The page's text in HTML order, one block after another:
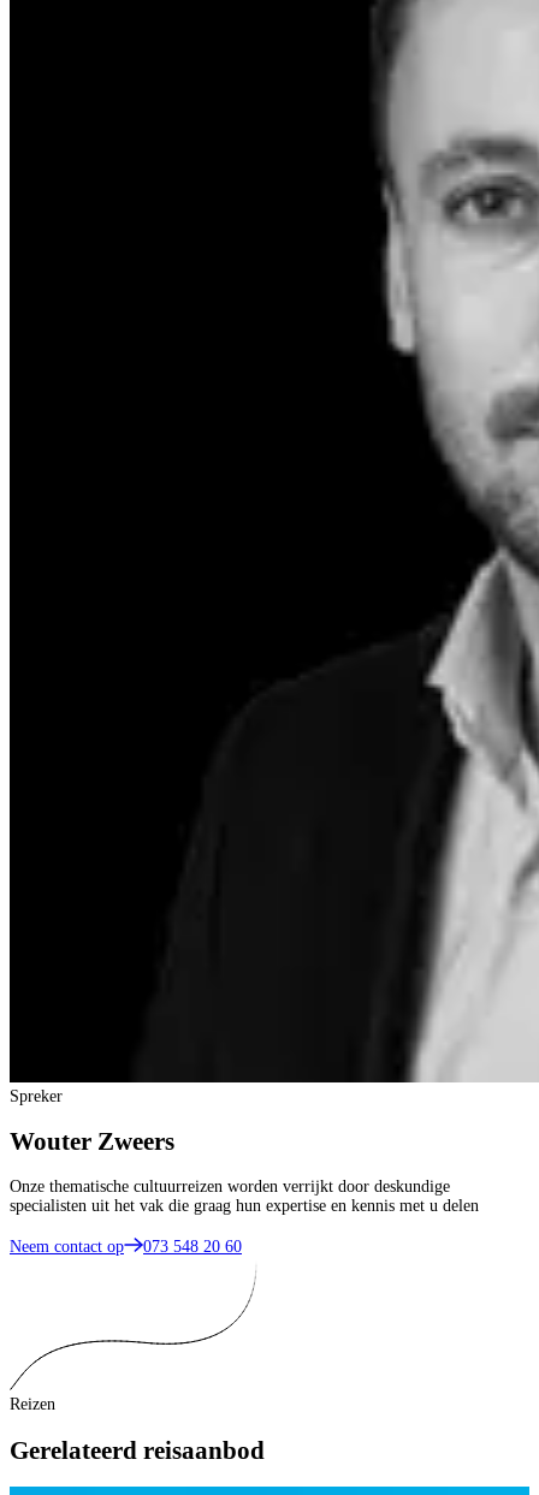
Spreker
Wouter Zweers
Onze thematische cultuurreizen worden verrijkt door deskundige
specialisten uit het vak die graag hun expertise en kennis met u delen
Neem contact op 073 548 20 60
Reizen
Gerelateerd reisaanbod